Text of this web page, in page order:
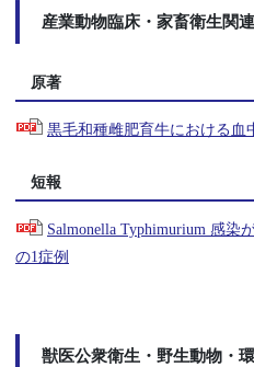
産業動物臨床・家畜衛生関
原著
黒毛和種雌肥育牛における血
短報
Salmonella Typhimurium 感染
の1症例
獣医公衆衛生・野生動物・